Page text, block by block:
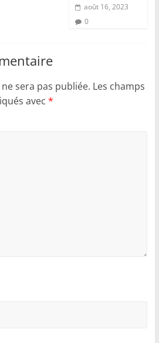
août 16, 2023
0
sera pas publiée. Les champs
avec *